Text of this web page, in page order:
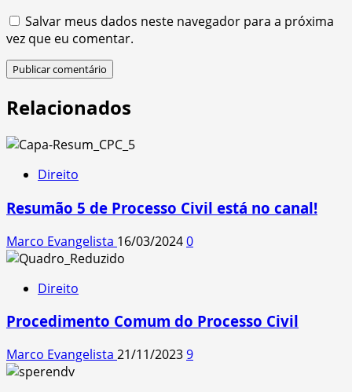
Salvar meus dados neste navegador para a próxima
vez que eu comentar.
Relacionados
Direito
Resumão 5 de Processo Civil está no canal!
Marco Evangelista 16/03/20240
Direito
Procedimento Comum do Processo Civil
Marco Evangelista 21/11/20239